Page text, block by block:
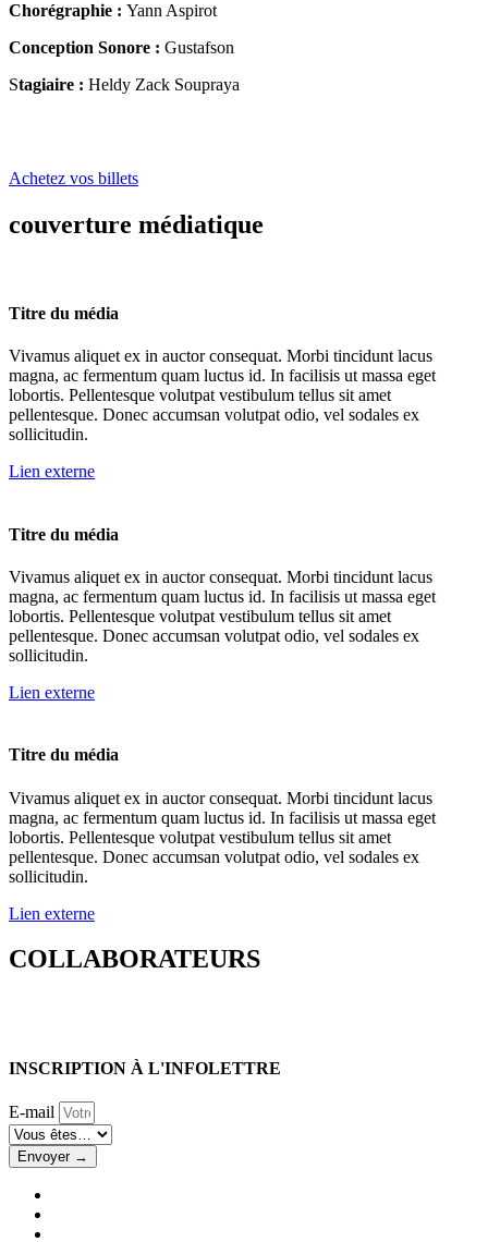
Chorégraphie : Yann Aspirot
Conception Sonore : Gustafson
Stagiaire : Heldy Zack Soupraya
Achetez vos billets
couverture médiatique
Titre du média
Vivamus aliquet ex in auctor consequat. Morbi tincidunt lacus
magna, ac fermentum quam luctus id. In facilisis ut massa eget
lobortis. Pellentesque volutpat vestibulum tellus sit amet
pellentesque. Donec accumsan volutpat odio, vel sodales ex
sollicitudin.
Lien externe
Titre du média
Vivamus aliquet ex in auctor consequat. Morbi tincidunt lacus
magna, ac fermentum quam luctus id. In facilisis ut massa eget
lobortis. Pellentesque volutpat vestibulum tellus sit amet
pellentesque. Donec accumsan volutpat odio, vel sodales ex
sollicitudin.
Lien externe
Titre du média
Vivamus aliquet ex in auctor consequat. Morbi tincidunt lacus
magna, ac fermentum quam luctus id. In facilisis ut massa eget
lobortis. Pellentesque volutpat vestibulum tellus sit amet
pellentesque. Donec accumsan volutpat odio, vel sodales ex
sollicitudin.
Lien externe
COLLABORATEURS
INSCRIPTION À L'INFOLETTRE
E-mail
Envoyer →